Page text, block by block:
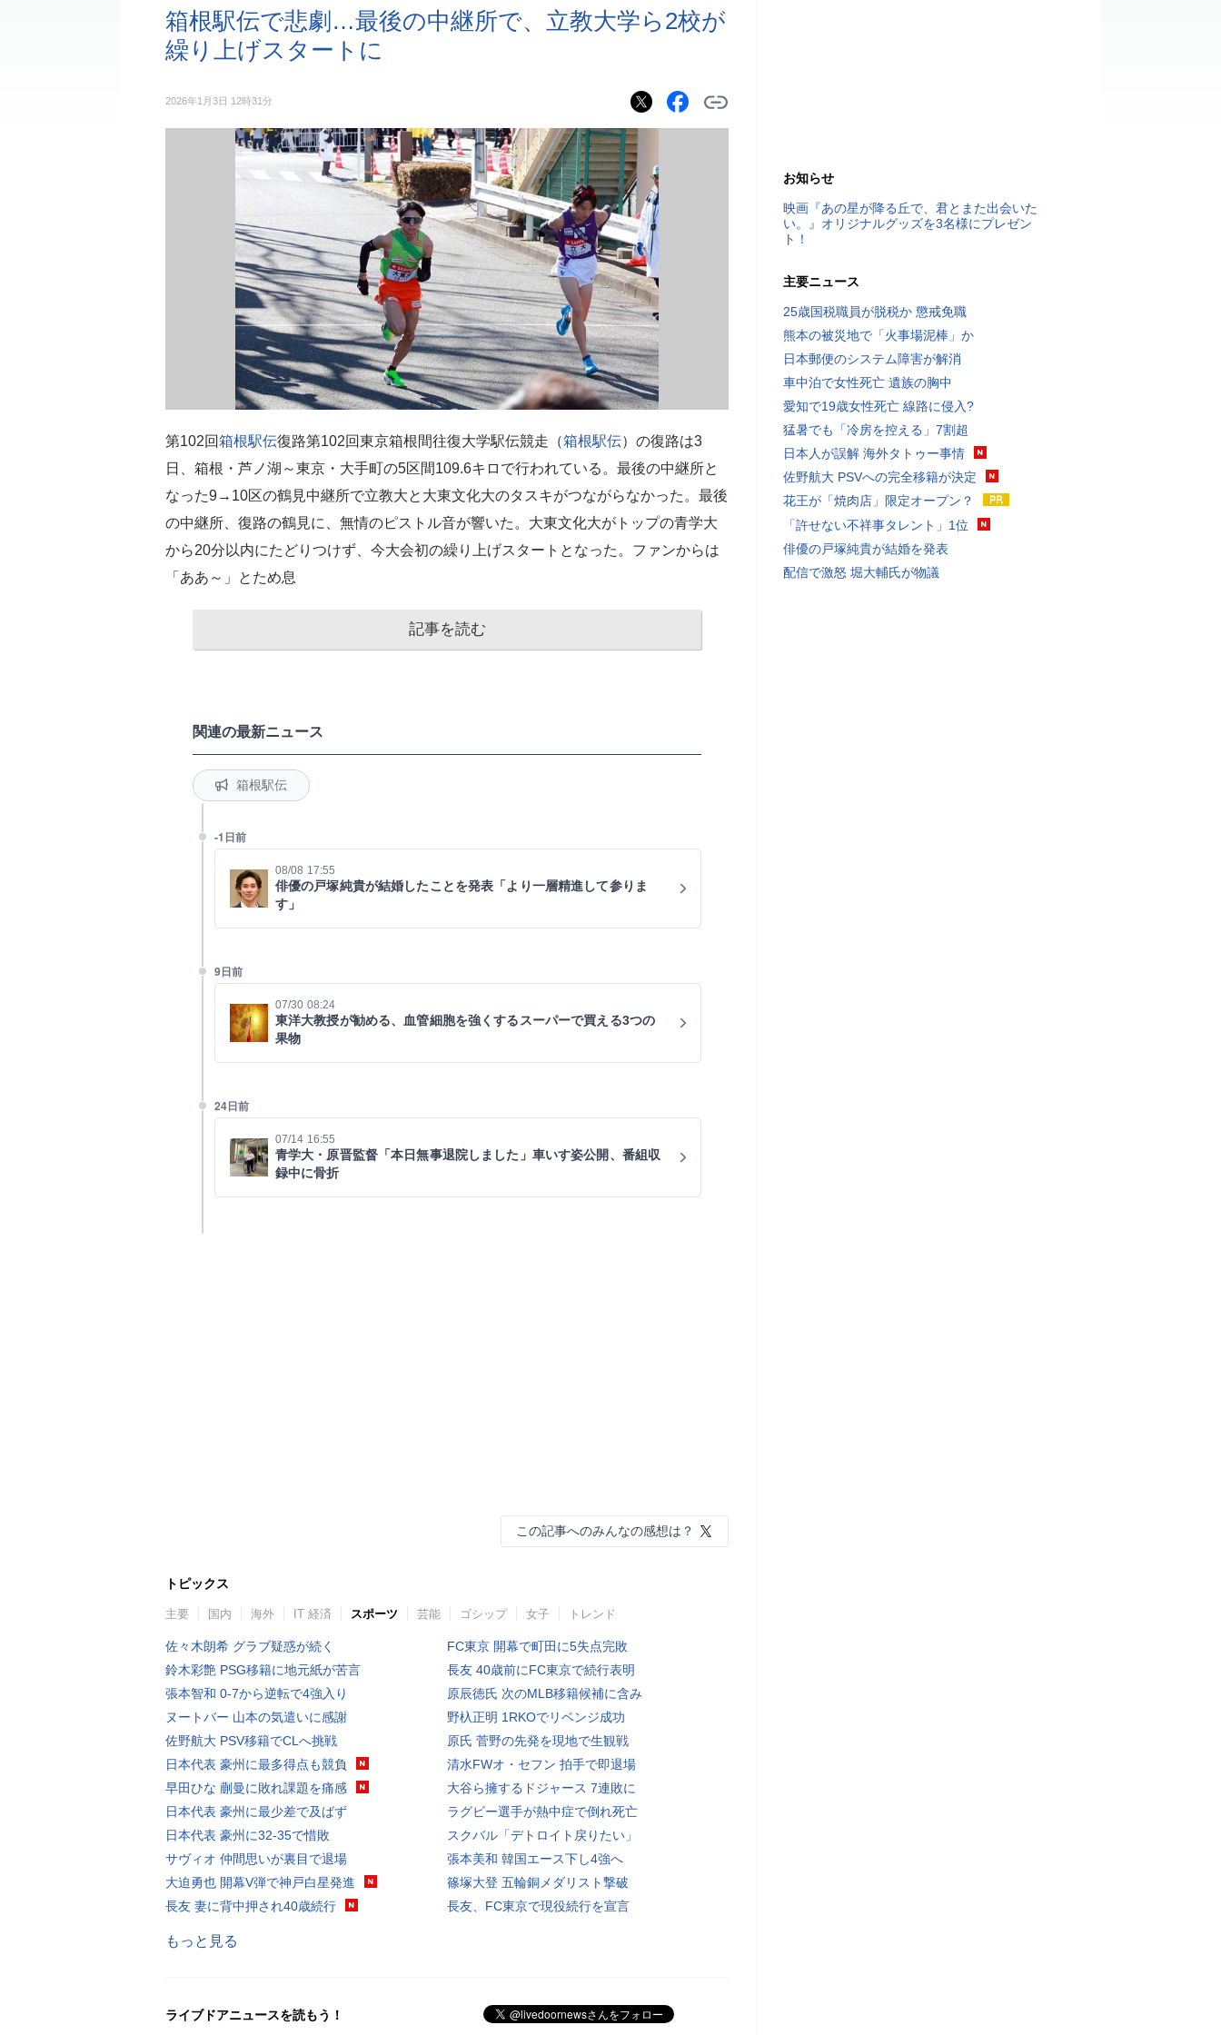
箱根駅伝で悲劇…最後の中継所で、立教大学ら2校が
繰り上げスタートに
2026年1月3日 12時31分
第102回箱根駅伝復路第102回東京箱根間往復大学駅伝競走（箱根駅伝）の復路は3
日、箱根・芦ノ湖～東京・大手町の5区間109.6キロで行われている。最後の中継所と
なった9→10区の鶴見中継所で立教大と大東文化大のタスキがつながらなかった。最後
の中継所、復路の鶴見に、無情のピストル音が響いた。大東文化大がトップの青学大
から20分以内にたどりつけず、今大会初の繰り上げスタートとなった。ファンからは
「ああ～」とため息
記事を読む
関連の最新ニュース
箱根駅伝
-1日前
08/08 17:55
俳優の戸塚純貴が結婚したことを発表「より一層精進して参りま
す」
9日前
07/30 08:24
東洋大教授が勧める、血管細胞を強くするスーパーで買える3つの
果物
24日前
07/14 16:55
青学大・原晋監督「本日無事退院しました」車いす姿公開、番組収
録中に骨折
この記事へのみんなの感想は？
トピックス
主要 国内 海外 IT 経済 スポーツ 芸能 ゴシップ 女子 トレンド
佐々木朗希 グラブ疑惑が続く
鈴木彩艶 PSG移籍に地元紙が苦言
張本智和 0-7から逆転で4強入り
ヌートバー 山本の気遣いに感謝
佐野航大 PSV移籍でCLへ挑戦
日本代表 豪州に最多得点も競負
早田ひな 蒯曼に敗れ課題を痛感
日本代表 豪州に最少差で及ばず
日本代表 豪州に32-35で惜敗
サヴィオ 仲間思いが裏目で退場
大迫勇也 開幕V弾で神戸白星発進
長友 妻に背中押され40歳続行
FC東京 開幕で町田に5失点完敗
長友 40歳前にFC東京で続行表明
原辰徳氏 次のMLB移籍候補に含み
野杁正明 1RKOでリベンジ成功
原氏 菅野の先発を現地で生観戦
清水FWオ・セフン 拍手で即退場
大谷ら擁するドジャース 7連敗に
ラグビー選手が熱中症で倒れ死亡
スクバル「デトロイト戻りたい」
張本美和 韓国エース下し4強へ
篠塚大登 五輪銅メダリスト撃破
長友、FC東京で現役続行を宣言
もっと見る
ライブドアニュースを読もう！
お知らせ
映画『あの星が降る丘で、君とまた出会いた
い。』オリジナルグッズを3名様にプレゼン
ト！
主要ニュース
25歳国税職員が脱税か 懲戒免職
熊本の被災地で「火事場泥棒」か
日本郵便のシステム障害が解消
車中泊で女性死亡 遺族の胸中
愛知で19歳女性死亡 線路に侵入?
猛暑でも「冷房を控える」7割超
日本人が誤解 海外タトゥー事情
佐野航大 PSVへの完全移籍が決定
花王が「焼肉店」限定オープン？
「許せない不祥事タレント」1位
俳優の戸塚純貴が結婚を発表
配信で激怒 堀大輔氏が物議